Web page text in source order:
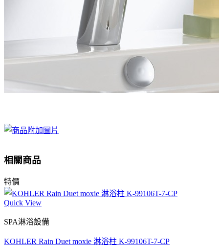
相關商品
特價
Quick View
SPA淋浴設備
KOHLER Rain Duet moxie 淋浴柱 K-99106T-7-CP